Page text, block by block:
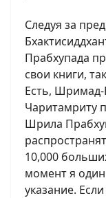
Следуя за
Прабхупада
свои книги,
Есть, Шримад-
Чаритамриту
Шрила
10,000
момент я
указание.